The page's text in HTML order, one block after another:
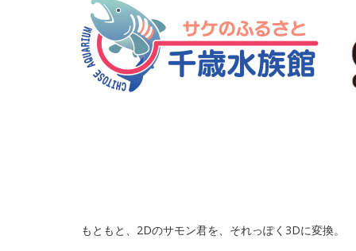
もともと、2Dのサモン君を、それっぽく3Dに変換。